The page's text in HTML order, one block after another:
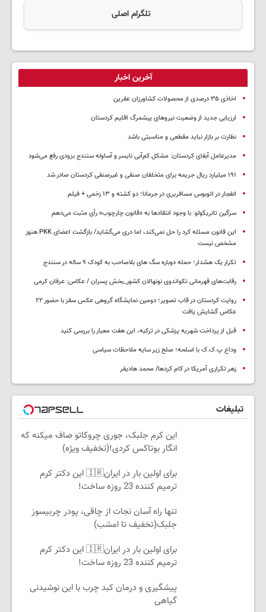
تلگرام اصلی
آخرین اخبار
اخاذی ۳۵ درصدی از محصولات کشاورزان عفرین
ارزیابی جدید از وضعیت نیروهای پیشمرگ اقلیم کردستان
نظارت بر بازار نباید مقطعی و مناسبتی باشد
مدیرعامل آبفای کردستان: مشکل کم‌آبی نایسر و آساوله سنندج بزودی رفع می‌شود
۱۹۱ میلیارد ریال جریمه برای متخلفان صنفی و غیرصنفی کردستان صادر شد
انفجار در اتوبوس مسافربری در جرمانا؛ دو کشته و ۱۳ زخمی + فیلم
سزگین تانریکولو: با وجود انتقادها به «قانون چارچوب» رأی مثبت می‌دهم
این قانون مسئله کرد را حل نمی‌کند، اما دری می‌گشاید/ بازگشت اعضای PKK هنوز
مشخص نیست
تکرار یک هشدار؛ حمله دوباره سگ های بلاصاحب به کودک ۹ ساله در سنندج
رقابت‌های قهرمانی تکواندوی نونهالان کشور_بخش پسران / عکاس: عرفان کرمی
روایت کردستان در قاب تصویر؛ دومین نمایشگاه گروهی عکس سقز با حضور ۲۲
عکاس گشایش یافت
قبل از پرداخت شهریه پزشکی در ترکیه، این هفت معیار را بررسی کنید
وداع پ.ک.ک با اسلحه؛ صلح زیر سایه ملاحظات سیاسی
زهر تکراری آمریکا در کام کردها/ محمد هادیفر
تبلیغات
این کرم جلبک، جوری چروکاتو صاف میکنه که
انگار بوتاکس کردی!(تخفیف ویژه)
برای اولین بار در ایران🇮🇷 این دکتر کرم
ترمیم کننده 23 روزه ساخت!
تنها راه آسان نجات از چاقی، پودر چربیسوز
جلبک(تخفیف تا امشب)
برای اولین بار در ایران🇮🇷 این دکتر کرم
ترمیم کننده 23 روزه ساخت!
پیشگیری و درمان کبد چرب با این نوشیدنی
گیاهی